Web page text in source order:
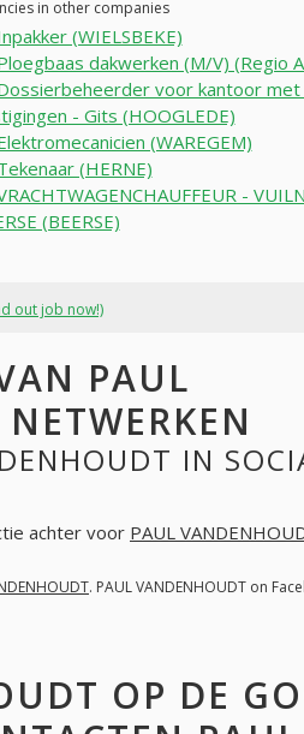
in other companies
(WIELSBEKE)
dakwerken (M/V) (Regio
voor kantoor
- Gits (HOOGLEDE)
(WAREGEM)
(HERNE)
-
(BEERSE)
out job now!)
PAUL
IN
achter voor PAUL
. PAUL VANDENHOUDT on
OP DE